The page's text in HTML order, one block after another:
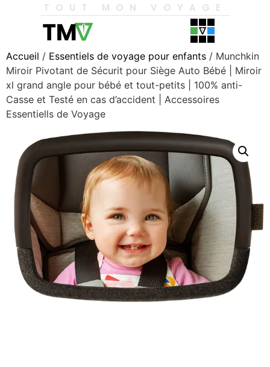
TOUT MON VOYAGE
Accueil / Essentiels de voyage pour enfants / Munchkin
Miroir Pivotant de Sécurit pour Siège Auto Bébé | Miroir
xl grand angle pour bébé et tout-petits | 100% anti-
Casse et Testé en cas d’accident | Accessoires
Essentiells de Voyage